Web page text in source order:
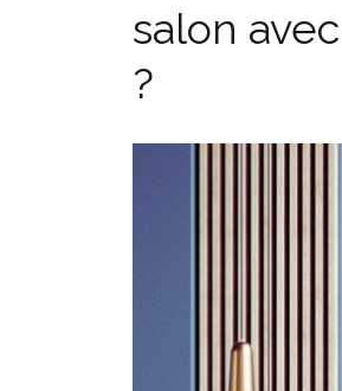
salon
?